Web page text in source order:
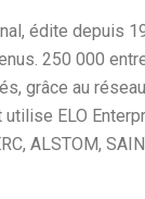
édite depuis
250 000
grâce au
ELO
ALSTOM,